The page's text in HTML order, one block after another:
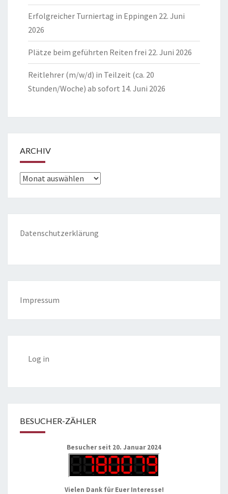
Erfolgreicher Turniertag in Eppingen 22. Juni
2026
Plätze beim geführten Reiten frei 22. Juni 2026
Reitlehrer (m/w/d) in Teilzeit (ca. 20
Stunden/Woche) ab sofort 14. Juni 2026
ARCHIV
Archiv
Datenschutzerklärung
Impressum
Log in
BESUCHER-ZÄHLER
Besucher seit 20. Januar 2024
Vielen Dank für Euer Interesse!